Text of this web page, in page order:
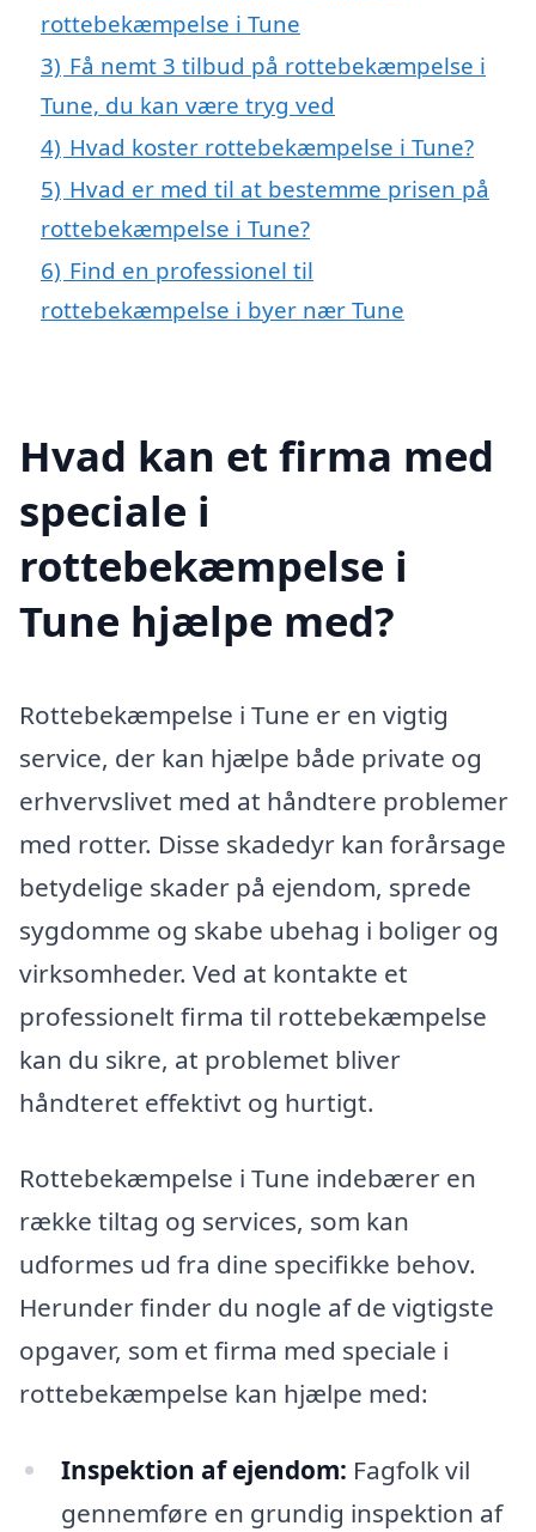
rottebekæmpelse i Tune
3) Få nemt 3 tilbud på rottebekæmpelse i
Tune, du kan være tryg ved
4) Hvad koster rottebekæmpelse i Tune?
5) Hvad er med til at bestemme prisen på
rottebekæmpelse i Tune?
6) Find en professionel til
rottebekæmpelse i byer nær Tune
Hvad kan et firma med
speciale i
rottebekæmpelse i
Tune hjælpe med?
Rottebekæmpelse i Tune er en vigtig
service, der kan hjælpe både private og
erhvervslivet med at håndtere problemer
med rotter. Disse skadedyr kan forårsage
betydelige skader på ejendom, sprede
sygdomme og skabe ubehag i boliger og
virksomheder. Ved at kontakte et
professionelt firma til rottebekæmpelse
kan du sikre, at problemet bliver
håndteret effektivt og hurtigt.
Rottebekæmpelse i Tune indebærer en
række tiltag og services, som kan
udformes ud fra dine specifikke behov.
Herunder finder du nogle af de vigtigste
opgaver, som et firma med speciale i
rottebekæmpelse kan hjælpe med:
Inspektion af ejendom: Fagfolk vil
gennemføre en grundig inspektion af